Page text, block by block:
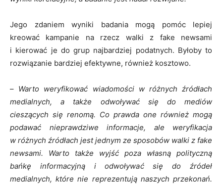
Jego zdaniem wyniki badania mogą pomóc lepiej
kreować kampanie na rzecz walki z fake newsami
i kierować je do grup najbardziej podatnych. Byłoby to
rozwiązanie bardziej efektywne, również kosztowo.
– Warto weryfikować wiadomości w różnych źródłach
medialnych, a także odwoływać się do mediów
cieszących się renomą. Co prawda one również mogą
podawać nieprawdziwe informacje, ale weryfikacja
w różnych źródłach jest jednym ze sposobów walki z fake
newsami. Warto także wyjść poza własną polityczną
bańkę informacyjną i odwoływać się do źródeł
medialnych, które nie reprezentują naszych przekonań.